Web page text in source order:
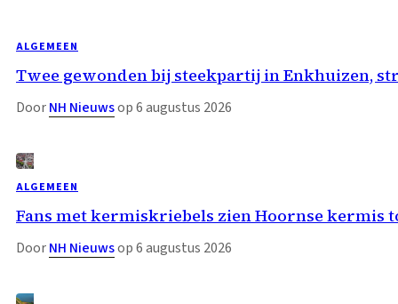
ALGEMEEN
Twee gewonden bij steekpartij in Enkhuizen,
DoorNH Nieuwsop 6 augustus 2026
ALGEMEEN
Fans met kermiskriebels zien Hoornse kermis
DoorNH Nieuwsop 6 augustus 2026